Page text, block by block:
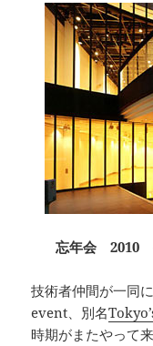
忘年会 2010
技術者仲間が一同
event、別名
時期がまたやって